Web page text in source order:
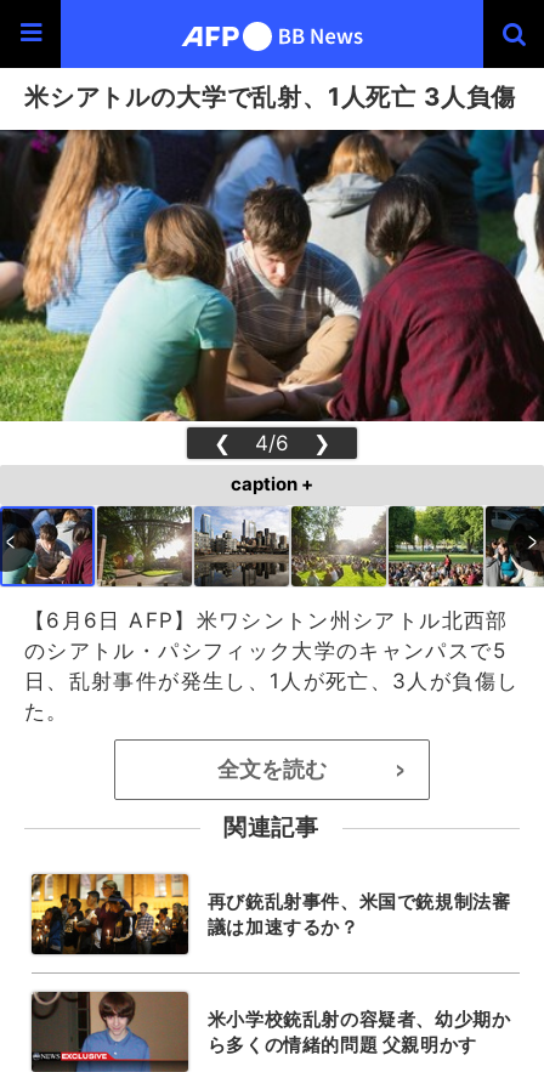
米シアトルの大学で乱射、1人死亡 3人負傷
❮ 4/6 ❯
caption +
【6月6日 AFP】米ワシントン州シアトル北西部
のシアトル・パシフィック大学のキャンパスで5
日、乱射事件が発生し、1人が死亡、3人が負傷し
た。
全文を読む >
関連記事
再び銃乱射事件、米国で銃規制法審
議は加速するか？
米小学校銃乱射の容疑者、幼少期か
ら多くの情緒的問題 父親明かす